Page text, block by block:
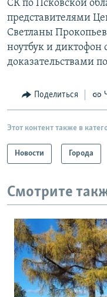
СК по Псковской
представителями
Светланы
ноутбук и
доказательствами
Поделиться
Этот контент также в
Новости Города
Смотрите